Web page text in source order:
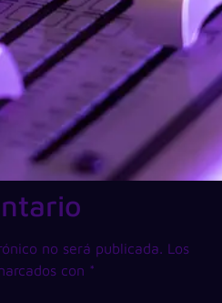
no será publicada. Los
con *